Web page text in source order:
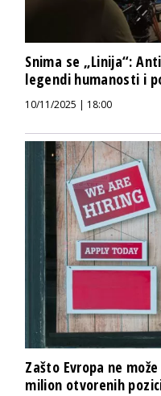
Snima se „Linija“:
legendi humanosti i
10/11/2025 | 18:00
Zašto Evropa ne
milion otvorenih